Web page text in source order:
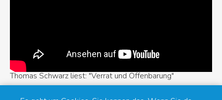
Thomas Schwarz liest: "Verrat und Offenbarung"